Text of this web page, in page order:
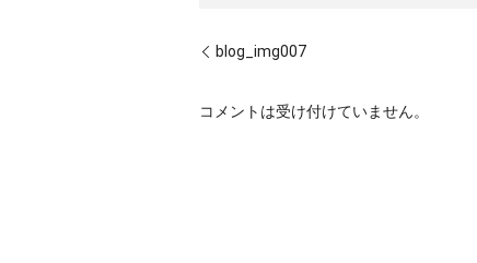
blog_img007
コメントは受け付けていません。